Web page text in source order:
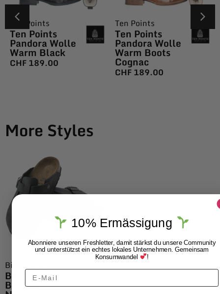
Ten Points
Ten Points
Pandora Wolle
Warm Black
CHF189.00
Ten Points
Ten Points
Pandora Wolle
Warm Boots
Cognac
CHF189.00
More Styles
Birkenstock
Birkenstock
Boston
10% Ermässigung
Abonniere unseren Freshletter, damit stärkst du unsere Community
und unterstützst ein echtes lokales Unternehmen. Gemeinsam
Konsumwandel !